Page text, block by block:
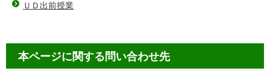
ＵＤ出前授業
本ページに関する問い合わせ先